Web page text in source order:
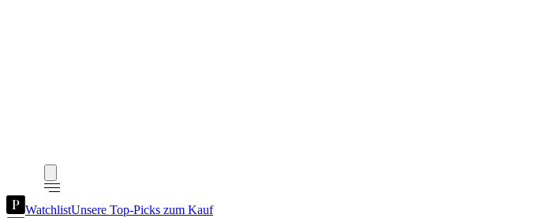
WatchlistUnsere Top-Picks zum Kauf